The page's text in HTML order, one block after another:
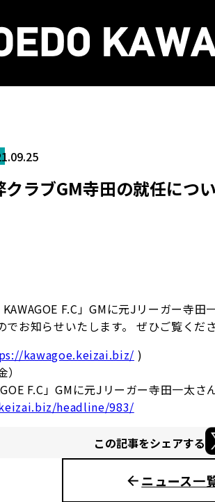
クラブGM寺田の就任に
KAWAGOE F.C」GMに元Jリーガー寺
お知らせいたします。 ぜひご覧くださ
kawagoe.keizai.biz/ )
F.C」GMに元Jリーガー寺田一太
headline/983/
この記事をシェアする
ニュース一